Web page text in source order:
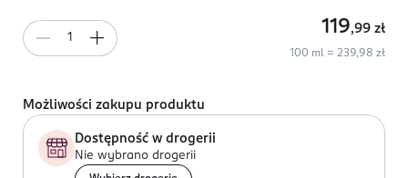
119,99 zł
100 ml = 239,98 zł
Możliwości zakupu produktu
Dostępność w drogerii
Nie wybrano drogerii